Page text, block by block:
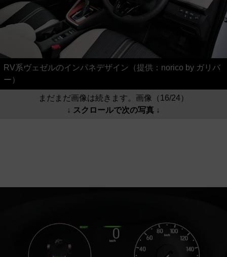
RV系ヴェゼルのインパネデザイン（提供：norico by ガリバ
ー）
まだまだ画像は続きます。画像（16/24）
↓ スクロールで次の写真 ↓